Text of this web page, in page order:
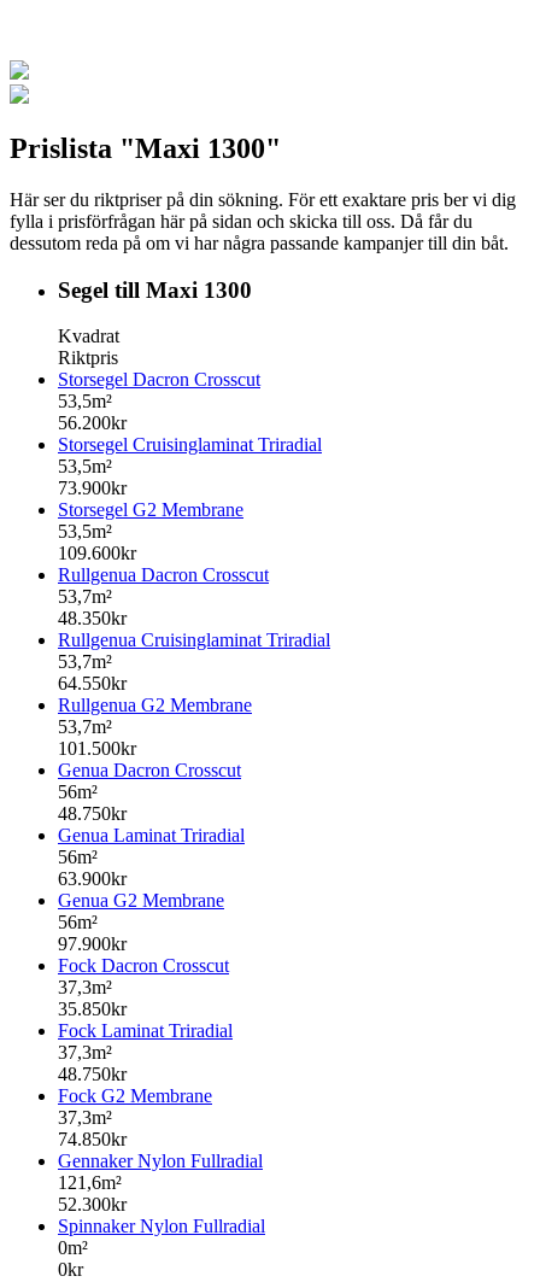
Prislista "Maxi 1300"
Här ser du riktpriser på din sökning. För ett exaktare pris ber vi dig
fylla i prisförfrågan här på sidan och skicka till oss. Då får du
dessutom reda på om vi har några passande kampanjer till din båt.
Segel till Maxi 1300
Kvadrat
Riktpris
Storsegel Dacron Crosscut
53,5m²
56.200kr
Storsegel Cruisinglaminat Triradial
53,5m²
73.900kr
Storsegel G2 Membrane
53,5m²
109.600kr
Rullgenua Dacron Crosscut
53,7m²
48.350kr
Rullgenua Cruisinglaminat Triradial
53,7m²
64.550kr
Rullgenua G2 Membrane
53,7m²
101.500kr
Genua Dacron Crosscut
56m²
48.750kr
Genua Laminat Triradial
56m²
63.900kr
Genua G2 Membrane
56m²
97.900kr
Fock Dacron Crosscut
37,3m²
35.850kr
Fock Laminat Triradial
37,3m²
48.750kr
Fock G2 Membrane
37,3m²
74.850kr
Gennaker Nylon Fullradial
121,6m²
52.300kr
Spinnaker Nylon Fullradial
0m²
0kr